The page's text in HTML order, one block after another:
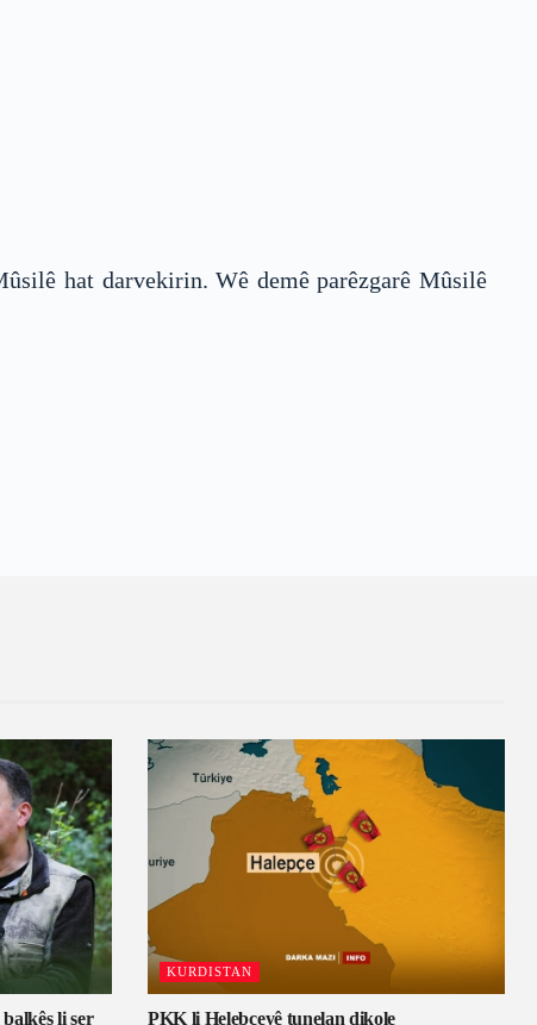
hat darvekirin. Wê demê parêzgarê Mûsilê
li ser
KURDISTAN
PKK li Helebceyê tunelan dikole